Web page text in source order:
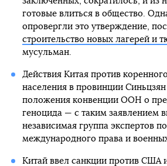
готовые влиться в общество.
опровергли это утверждение,
строительство новых лагерей и
мусульман.
Действия Китая против
населения в провинции
положения конвенции ООН о
геноцида — с таким заявлением
независимая группа экспертов
международного права и
Китай ввел санкции против США